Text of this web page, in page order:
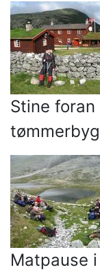
Stine
Matpause